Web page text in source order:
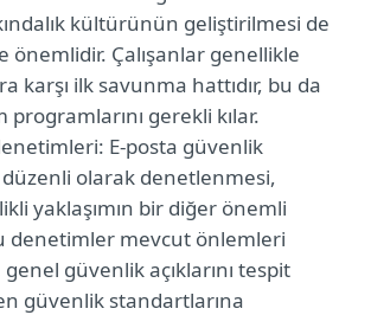
kültürünün geliştirilmesi de
önemlidir. Çalışanlar genellikle
karşı ilk savunma hattıdır, bu da
gerekli kılar.
E-posta güvenlik
olarak denetlenmesi,
yaklaşımın bir diğer önemli
denetimler mevcut önlemleri
güvenlik açıklarını tespit
güvenlik standartlarına